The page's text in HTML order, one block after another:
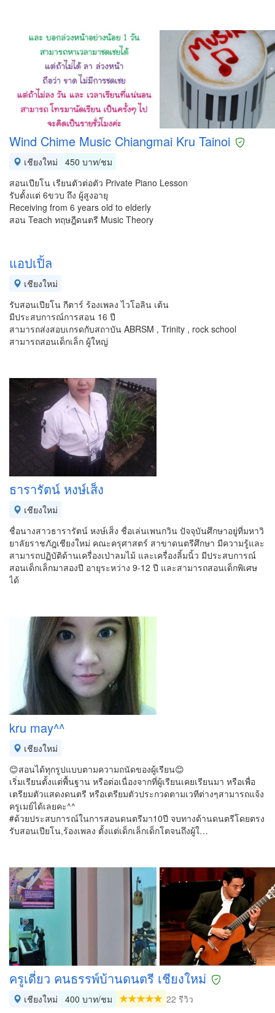
Wind Chime Music Chiangmai Kru Tainoi
เชียงใหม่
450 บาท/ชม
สอนเปียโน เรียนตัวต่อตัว Private Piano Lesson
รับตั้งแต่ 6ขวบ ถึง ผู้สูงอายุ
Receiving from 6 years old to elderly
สอน Teach ทฤษฎีดนตรี Music Theory
แอปเปิ้ล
เชียงใหม่
รับสอนเปียโน กีตาร์ ร้องเพลง ไวโอลิน เต้น
มีประสบการณ์การสอน 16 ปี
สามารถส่งสอบเกรดกับสถาบัน ABRSM , Trinity , rock school
สามารถสอนเด็กเล็ก ผู้ใหญ่
ธารารัตน์ หงษ์เส็ง
เชียงใหม่
ชื่อนางสาวธารารัตน์ หงษ์เส็ง ชื่อเล่นเพนกวิน ปัจจุบันศึกษาอยู่ที่มหาวิ
ยาลัยราชภัฎเชียงใหม่ คณะครุศาสตร์ สาขาดนตรีศึกษา มีความรู้และ
สามารถปฏิบัติด้านเครื่องเป่าลมไม้ และเครื่องลิ้มนิ้ว มีประสบการณ์
สอนเด็กเล็กมาสองปี อายุระหว่าง 9-12 ปี และสามารถสอนเด็กพิเศษ
ได้
kru may^^
เชียงใหม่
😊สอนได้ทุกรูปแบบตามความถนัดของผู้เรียน😊
เริ่มเรียนตั้งแต่พื้นฐาน หรือต่อเนื่องจากที่ผู้เรียนเคยเรียนมา หรือเพื่อ
เตรียมตัวแสดงดนตรี หรือเตรียมตัวประกวดตามเวทีต่างๆสามารถแจ้ง
ครูเมย์ได้เลยคะ^^
#ด้วยประสบการณ์ในการสอนดนตรีมา10ปี จบทางด้านดนตรีโดยตรง
รับสอนเปียโน,ร้องเพลง ตั้งแต่เด็กเล็กเด็กโตจนถึงผู้ใ…
ครูเดี่ยว คนธรรพ์บ้านดนตรี เชียงใหม่
เชียงใหม่ 400 บาท/ชม
22 รีวิว